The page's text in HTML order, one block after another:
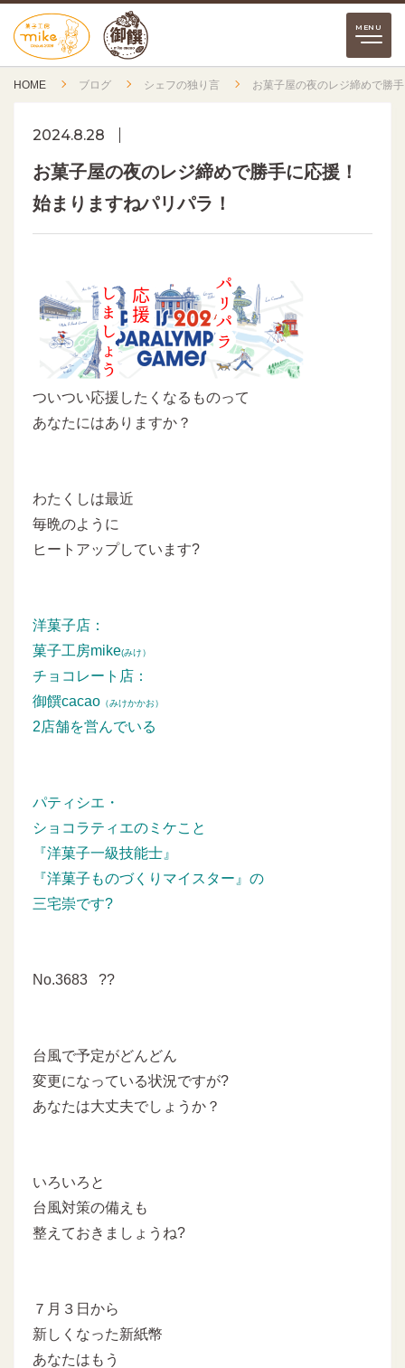
HOME ブログ シェフの独り言 お菓子屋の夜のレジ締めで勝
2024.8.28
お菓子屋の夜のレジ締めで勝手に応援！
始まりますねパリパラ！
ついつい応援したくなるものって
あなたにはありますか？
わたくしは最近
毎晩のように
ヒートアップしています?
洋菓子店：
菓子工房mike(みけ）
チョコレート店：
御饌cacao （みけかかお）
2店舗を営んでいる
パティシエ・
ショコラティエのミケこと
『洋菓子一級技能士』
『洋菓子ものづくりマイスター』の
三宅崇です?
No.3683 ??
台風で予定がどんどん
変更になっている状況ですが?
あなたは大丈夫でしょうか？
いろいろと
台風対策の備えも
整えておきましょうね?
７月３日から
新しくなった新紙幣
あなたはもう